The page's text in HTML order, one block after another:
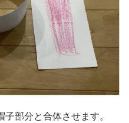
部分と合体させます。